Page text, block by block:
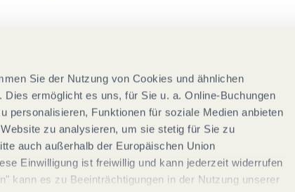
Sie der Nutzung von Cookies und ähnlichen
Dies ermöglicht es uns, für Sie u. a. Online-Buchungen
personalisieren, Funktionen für soziale Medien anbieten
zu analysieren, um sie stetig für Sie zu
auch außerhalb der Europäischen Union
Einwilligung ist freiwillig und kann jederzeit widerrufen
kann es zu Beeinträchtigungen in der Nutzung unserer